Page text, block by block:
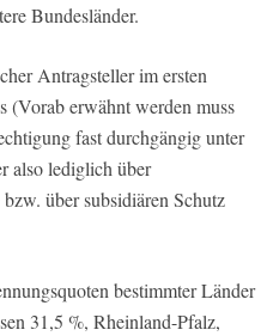
Bundesländer.
Antragsteller im ersten
(Vorab erwähnt werden muss
fast durchgängig unter
also lediglich über
über subsidiären Schutz
bestimmter Länder
31,5 %, Rheinland-Pfalz,